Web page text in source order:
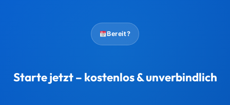
Bereit?
Starte jetzt – kostenlos & unverbindlich